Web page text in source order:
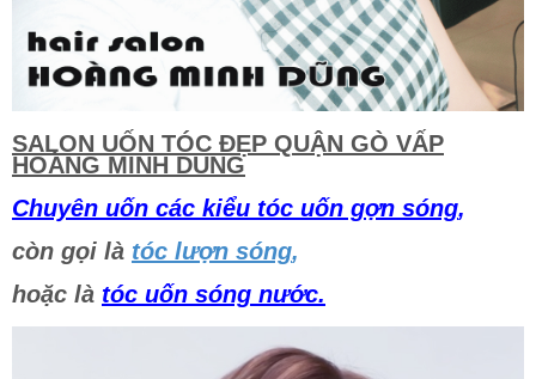
SALON UỐN TÓC ĐẸP QUẬN GÒ VẤP
HOÀNG MINH DUNG
Chuyên uốn các kiểu tóc uốn gợn sóng,
còn gọi là tóc lượn sóng,
hoặc là tóc uốn sóng nước.